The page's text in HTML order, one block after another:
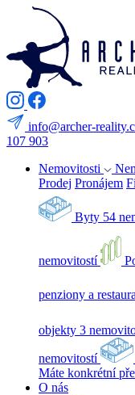
info@archer-
107 903
Nemovitosti
Prodej Pronájem
Byty 54
nemovitostí
penziony a
objekty 3
nemovitostí
Máte konkrétní
O nás